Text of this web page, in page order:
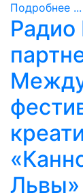
Подробнее ...
Радио
Львы»